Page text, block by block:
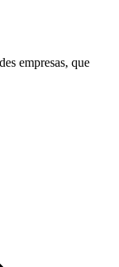
empresas, que